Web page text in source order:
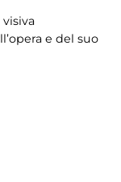
e del suo